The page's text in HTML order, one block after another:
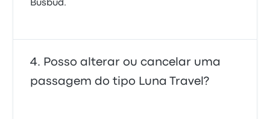
Busbud.
Posso alterar ou cancelar uma
passagem do tipo Luna Travel?